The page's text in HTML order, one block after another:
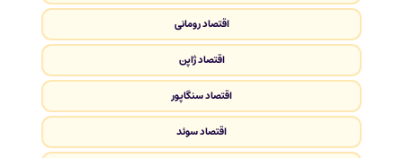
اقتصاد رومانی
اقتصاد ژاپن
اقتصاد سنگاپور
اقتصاد سوئد